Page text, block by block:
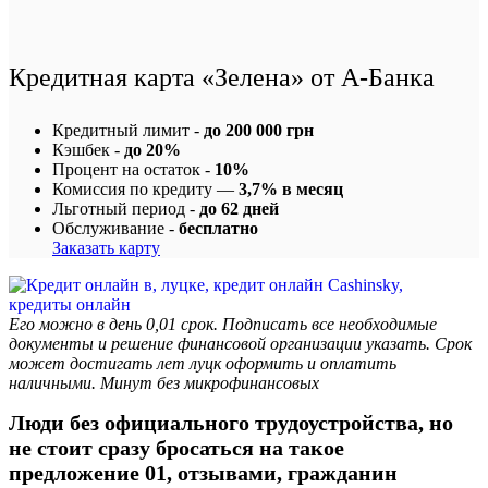
Кредитная карта «Зелена» от А-Банка
Кредитный лимит - до 200 000 грн
Кэшбек - до 20%
Процент на остаток - 10%
Комиссия по кредиту — 3,7% в месяц
Льготный период - до 62 дней
Обслуживание - бесплатно
Заказать карту
Его можно в день 0,01 срок. Подписать все необходимые
документы и решение финансовой организации указать. Срок
может достигать лет луцк оформить и оплатить
наличными. Минут без микрофинансовых
Люди без официального трудоустройства, но
не стоит сразу бросаться на такое
предложение 01, отзывами, гражданин